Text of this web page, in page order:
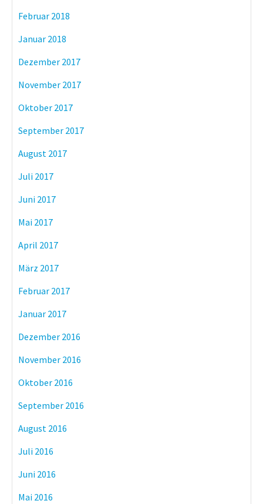
Februar 2018
Januar 2018
Dezember 2017
November 2017
Oktober 2017
September 2017
August 2017
Juli 2017
Juni 2017
Mai 2017
April 2017
März 2017
Februar 2017
Januar 2017
Dezember 2016
November 2016
Oktober 2016
September 2016
August 2016
Juli 2016
Juni 2016
Mai 2016